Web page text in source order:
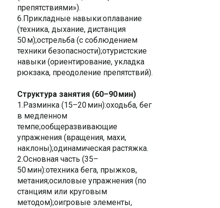
препятствиями»).
6.Прикладные навыки:oплавание
(техника, дыхание, дистанция
50 м);oстрельба (с соблюдением
техники безопасности);oтуристские
навыки (ориентирование, укладка
рюкзака, преодоление препятствий).
Структура занятия (60–90 мин)
1.Разминка (15–20 мин):oходьба, бег
в медленном
темпе;oобщеразвивающие
упражнения (вращения, махи,
наклоны);oдинамическая растяжка.
2.Основная часть (35–
50 мин):oтехника бега, прыжков,
метания;oсиловые упражнения (по
станциям или круговым
методом);oигровые элементы,